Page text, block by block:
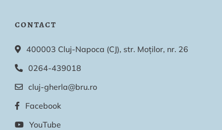
CONTACT
400003 Cluj-Napoca (CJ), str. Moților, nr. 26
0264-439018
cluj-gherla@bru.ro
Facebook
YouTube